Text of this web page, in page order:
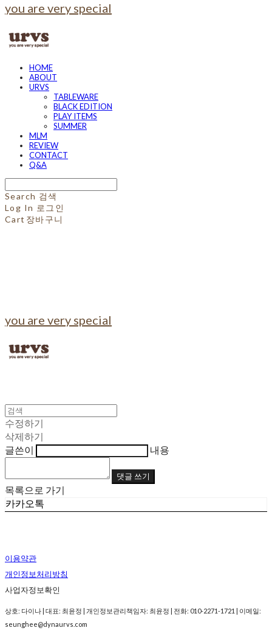
you are very special
HOME
ABOUT
URVS
TABLEWARE
BLACK EDITION
PLAY ITEMS
SUMMER
MLM
REVIEW
CONTACT
Q&A
Search 검색
Log In 로그인
Cart 장바구니
you are very special
수정하기
삭제하기
글쓴이
내용
댓글 쓰기
목록으로 가기
카카오톡
이용약관
개인정보처리방침
사업자정보확인
상호: 다이나 | 대표: 최윤정 | 개인정보관리책임자: 최윤정 | 전화: 010-2271-1721 | 이메일:
seunghee@dynaurvs.com